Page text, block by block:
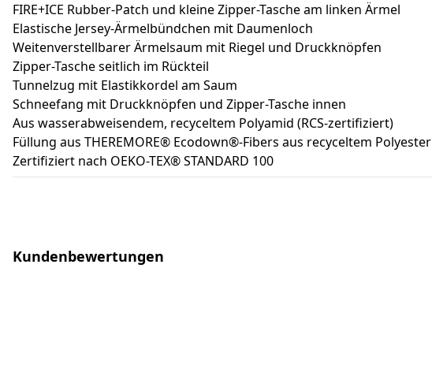
FIRE+ICE Rubber-Patch und kleine Zipper-Tasche am linken Ärmel
Elastische Jersey-Ärmelbündchen mit Daumenloch
Weitenverstellbarer Ärmelsaum mit Riegel und Druckknöpfen
Zipper-Tasche seitlich im Rückteil
Tunnelzug mit Elastikkordel am Saum
Schneefang mit Druckknöpfen und Zipper-Tasche innen
Aus wasserabweisendem, recyceltem Polyamid (RCS-zertifiziert)
Füllung aus THEREMORE® Ecodown®-Fibers aus recyceltem Polyester
Zertifiziert nach OEKO-TEX® STANDARD 100
Kundenbewertungen